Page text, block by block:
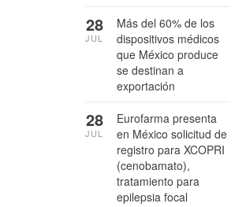
Más del 60% de los
dispositivos médicos
que México produce
se destinan a
exportación
28
JUL
Eurofarma presenta
en México solicitud de
registro para XCOPRI
(cenobamato),
tratamiento para
epilepsia focal
28
JUL